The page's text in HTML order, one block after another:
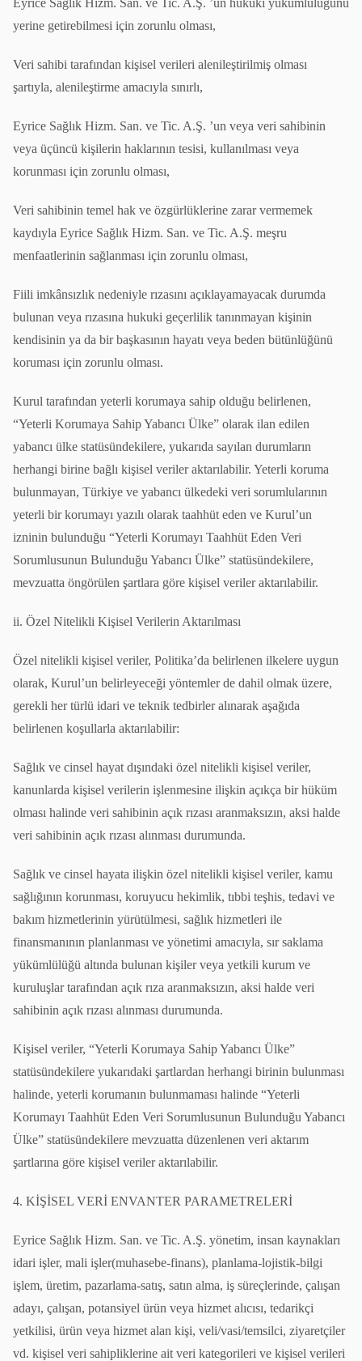
Eyrice Sağlık Hizm. San. ve Tic. A.Ş. ’un hukuki yükümlülüğünü
yerine getirebilmesi için zorunlu olması,
Veri sahibi tarafından kişisel verileri alenileştirilmiş olması
şartıyla, alenileştirme amacıyla sınırlı,
Eyrice Sağlık Hizm. San. ve Tic. A.Ş. ’un veya veri sahibinin
veya üçüncü kişilerin haklarının tesisi, kullanılması veya
korunması için zorunlu olması,
Veri sahibinin temel hak ve özgürlüklerine zarar vermemek
kaydıyla Eyrice Sağlık Hizm. San. ve Tic. A.Ş. meşru
menfaatlerinin sağlanması için zorunlu olması,
Fiili imkânsızlık nedeniyle rızasını açıklayamayacak durumda
bulunan veya rızasına hukuki geçerlilik tanınmayan kişinin
kendisinin ya da bir başkasının hayatı veya beden bütünlüğünü
koruması için zorunlu olması.
Kurul tarafından yeterli korumaya sahip olduğu belirlenen,
“Yeterli Korumaya Sahip Yabancı Ülke” olarak ilan edilen
yabancı ülke statüsündekilere, yukarıda sayılan durumların
herhangi birine bağlı kişisel veriler aktarılabilir. Yeterli koruma
bulunmayan, Türkiye ve yabancı ülkedeki veri sorumlularının
yeterli bir korumayı yazılı olarak taahhüt eden ve Kurul’un
izninin bulunduğu “Yeterli Korumayı Taahhüt Eden Veri
Sorumlusunun Bulunduğu Yabancı Ülke” statüsündekilere,
mevzuatta öngörülen şartlara göre kişisel veriler aktarılabilir.
ii. Özel Nitelikli Kişisel Verilerin Aktarılması
Özel nitelikli kişisel veriler, Politika’da belirlenen ilkelere uygun
olarak, Kurul’un belirleyeceği yöntemler de dahil olmak üzere,
gerekli her türlü idari ve teknik tedbirler alınarak aşağıda
belirlenen koşullarla aktarılabilir:
Sağlık ve cinsel hayat dışındaki özel nitelikli kişisel veriler,
kanunlarda kişisel verilerin işlenmesine ilişkin açıkça bir hüküm
olması halinde veri sahibinin açık rızası aranmaksızın, aksi halde
veri sahibinin açık rızası alınması durumunda.
Sağlık ve cinsel hayata ilişkin özel nitelikli kişisel veriler, kamu
sağlığının korunması, koruyucu hekimlik, tıbbi teşhis, tedavi ve
bakım hizmetlerinin yürütülmesi, sağlık hizmetleri ile
finansmanının planlanması ve yönetimi amacıyla, sır saklama
yükümlülüğü altında bulunan kişiler veya yetkili kurum ve
kuruluşlar tarafından açık rıza aranmaksızın, aksi halde veri
sahibinin açık rızası alınması durumunda.
Kişisel veriler, “Yeterli Korumaya Sahip Yabancı Ülke”
statüsündekilere yukarıdaki şartlardan herhangi birinin bulunması
halinde, yeterli korumanın bulunmaması halinde “Yeterli
Korumayı Taahhüt Eden Veri Sorumlusunun Bulunduğu Yabancı
Ülke” statüsündekilere mevzuatta düzenlenen veri aktarım
şartlarına göre kişisel veriler aktarılabilir.
4. KİŞİSEL VERİ ENVANTER PARAMETRELERİ
Eyrice Sağlık Hizm. San. ve Tic. A.Ş. yönetim, insan kaynakları
idari işler, mali işler(muhasebe-finans), planlama-lojistik-bilgi
işlem, üretim, pazarlama-satış, satın alma, iş süreçlerinde, çalışan
adayı, çalışan, potansiyel ürün veya hizmet alıcısı, tedarikçi
yetkilisi, ürün veya hizmet alan kişi, veli/vasi/temsilci, ziyaretçiler
vd. kişisel veri sahipliklerine ait veri kategorileri ve kişisel verileri